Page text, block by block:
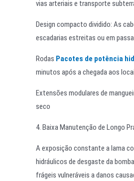
vias arteriais e transporte
Design compacto dividido: As
escadarias estreitas ou em
Rodas Pacotes de potência
minutos após a chegada aos
Extensões modulares de
seco
4. Baixa Manutenção de Longo
A exposição constante a lama
hidráulicos de desgaste da
frágeis vulneráveis a danos